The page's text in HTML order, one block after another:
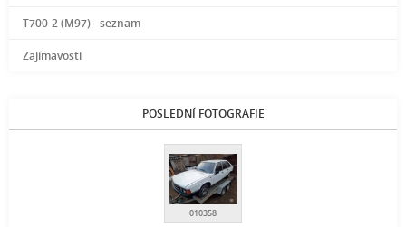
T700-2 (M97) - seznam
Zajímavosti
POSLEDNÍ FOTOGRAFIE
010358